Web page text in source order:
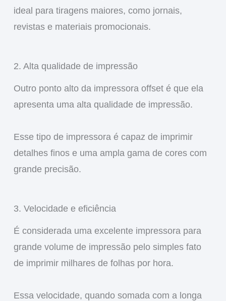
ideal para tiragens maiores, como jornais,
revistas e materiais promocionais.
2. Alta qualidade de impressão
Outro ponto alto da impressora offset é que ela
apresenta uma alta qualidade de impressão.
Esse tipo de impressora é capaz de imprimir
detalhes finos e uma ampla gama de cores com
grande precisão.
3. Velocidade e eficiência
É considerada uma excelente impressora para
grande volume de impressão pelo simples fato
de imprimir milhares de folhas por hora.
Essa velocidade, quando somada com a longa